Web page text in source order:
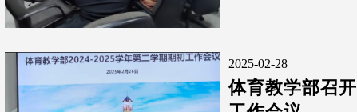
2025-02-28
体育教学部召